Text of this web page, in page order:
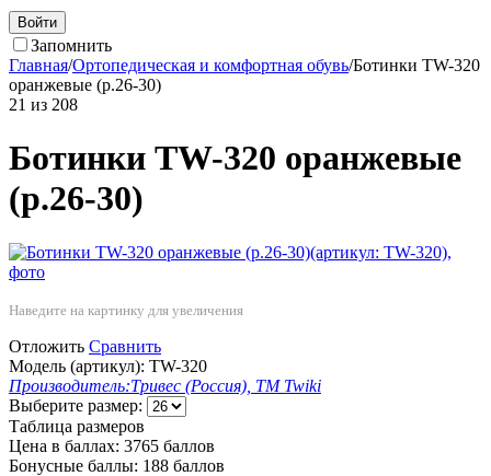
Войти
Запомнить
Главная/Ортопедическая и комфортная обувь/Ботинки TW-320
оранжевые (р.26-30)
21 из 208
Ботинки TW-320 оранжевые
(р.26-30)
Наведите на картинку для увеличения
Отложить Сравнить
Модель (артикул): TW-320
Производитель:Тривес (Россия), ТМ Twiki
Выберите размер:
Таблица размеров
Цена в баллах: 3765 баллов
Бонусные баллы: 188 баллов